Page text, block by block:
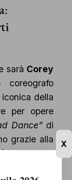
sarà Corey
della
per opere
Dance”di
grazie alla
) e il
X